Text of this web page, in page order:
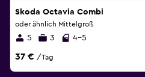
Skoda Octavia Combi
oder ähnlich Mittelgroß
5 3 4-5
37 € /Tag